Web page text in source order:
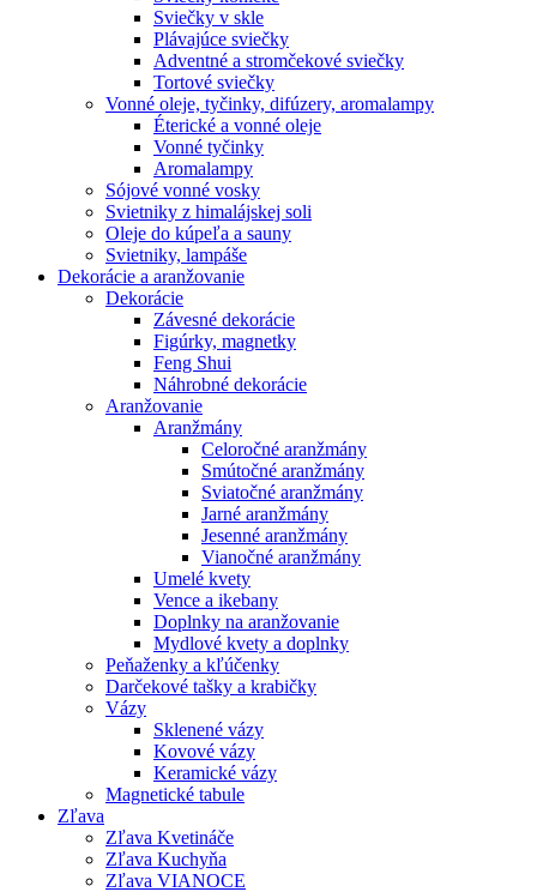
Sviečky v skle
Plávajúce sviečky
Adventné a stromčekové sviečky
Tortové sviečky
Vonné oleje, tyčinky, difúzery, aromalampy
Éterické a vonné oleje
Vonné tyčinky
Aromalampy
Sójové vonné vosky
Svietniky z himalájskej soli
Oleje do kúpeľa a sauny
Svietniky, lampáše
Dekorácie a aranžovanie
Dekorácie
Závesné dekorácie
Figúrky, magnetky
Feng Shui
Náhrobné dekorácie
Aranžovanie
Aranžmány
Celoročné aranžmány
Smútočné aranžmány
Sviatočné aranžmány
Jarné aranžmány
Jesenné aranžmány
Vianočné aranžmány
Umelé kvety
Vence a ikebany
Doplnky na aranžovanie
Mydlové kvety a doplnky
Peňaženky a kľúčenky
Darčekové tašky a krabičky
Vázy
Sklenené vázy
Kovové vázy
Keramické vázy
Magnetické tabule
Zľava
Zľava Kvetináče
Zľava Kuchyňa
Zľava VIANOCE